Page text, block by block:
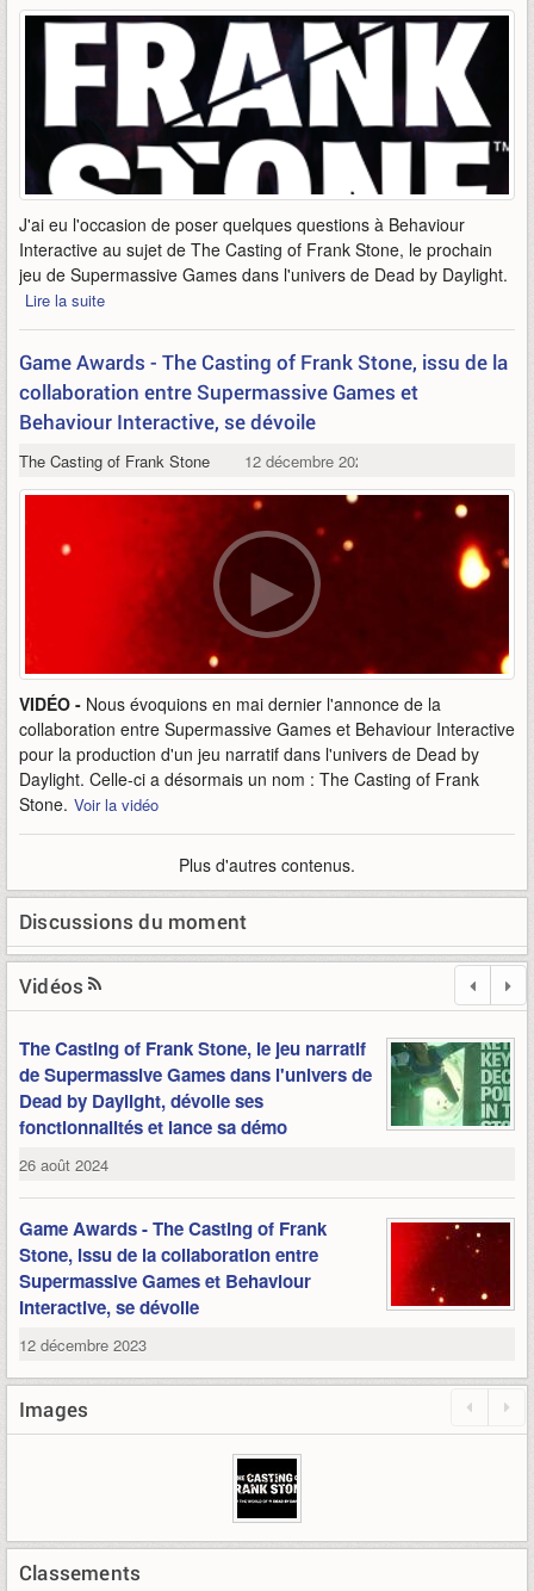
J'ai eu l'occasion de poser quelques questions à Behaviour
Interactive au sujet de The Casting of Frank Stone, le prochain
jeu de Supermassive Games dans l'univers de Dead by Daylight.
Lire la suite
Game Awards - The Casting of Frank Stone, issu de la
collaboration entre Supermassive Games et
Behaviour Interactive, se dévoile
The Casting of Frank Stone 12 décembre 2023
VIDÉO - Nous évoquions en mai dernier l'annonce de la
collaboration entre Supermassive Games et Behaviour Interactive
pour la production d'un jeu narratif dans l'univers de Dead by
Daylight. Celle-ci a désormais un nom : The Casting of Frank
Stone. Voir la vidéo
Plus d'autres contenus.
Discussions du moment
Vidéos
The Casting of Frank Stone, le jeu narratif
de Supermassive Games dans l'univers de
Dead by Daylight, dévoile ses
fonctionnalités et lance sa démo
26 août 2024
Game Awards - The Casting of Frank
Stone, issu de la collaboration entre
Supermassive Games et Behaviour
Interactive, se dévoile
12 décembre 2023
Images
Classements